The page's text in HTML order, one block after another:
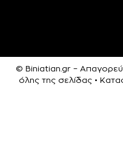
© Biniatian.gr –
όλης της σελίδας •